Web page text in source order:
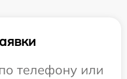
телефону или